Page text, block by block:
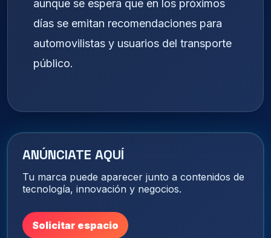
aunque se espera que en los próximos
días se emitan recomendaciones para
automovilistas y usuarios del transporte
público.
ANÚNCIATE AQUÍ
Tu marca puede aparecer junto a contenidos de
tecnología, innovación y negocios.
Solicitar espacio